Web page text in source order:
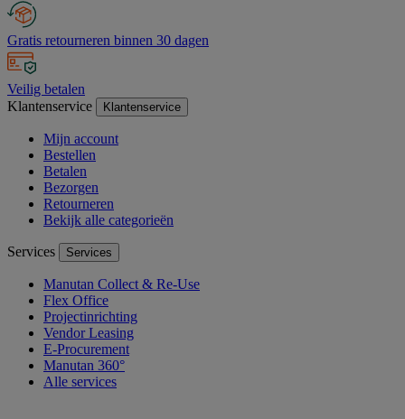
Gratis retourneren binnen 30 dagen
Veilig betalen
Klantenservice
Klantenservice
Mijn account
Bestellen
Betalen
Bezorgen
Retourneren
Bekijk alle categorieën
Services Services
Manutan Collect & Re-Use
Flex Office
Projectinrichting
Vendor Leasing
E-Procurement
Manutan 360°
Alle services